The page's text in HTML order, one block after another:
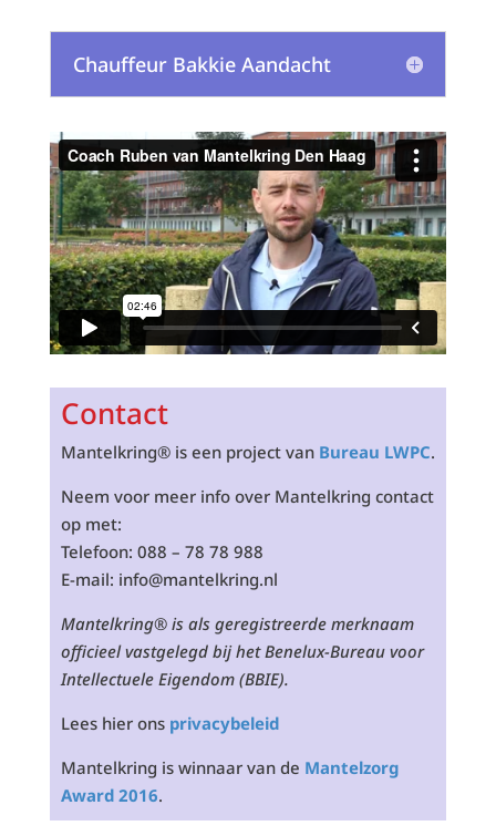
Chauffeur Bakkie Aandacht
Contact
Mantelkring® is een project van Bureau LWPC.
Neem voor meer info over Mantelkring contact
op met:
Telefoon: 088 – 78 78 988
E-mail: info@mantelkring.nl
Mantelkring® is als geregistreerde merknaam
officieel vastgelegd bij het Benelux-Bureau voor
Intellectuele Eigendom (BBIE).
Lees hier ons privacybeleid
Mantelkring is winnaar van de Mantelzorg
Award 2016.